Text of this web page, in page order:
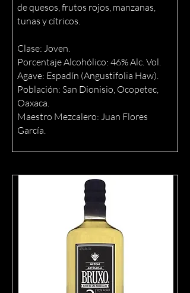
de quesos, frutos rojos, manzanas,
tunas y cítricos.
Clase: Joven.
Porcentaje Alcohólico: 46% Alc. Vol.
Agave: Espadín (Angustifolia Haw).
Población: San Dionisio, Ocopetec,
Oaxaca.
Maestro Mezcalero: Juan Flores
García.